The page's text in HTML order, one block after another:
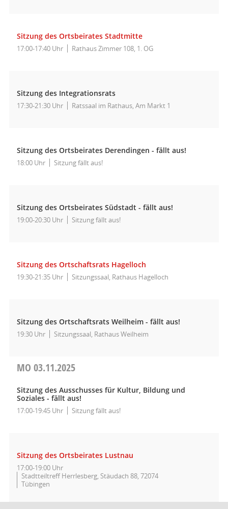
Sitzung des Ortsbeirates Stadtmitte
17:00-17:40 Uhr Rathaus Zimmer 108, 1. OG
Sitzung des Integrationsrats
17:30-21:30 Uhr Ratssaal im Rathaus, Am Markt 1
Sitzung des Ortsbeirates Derendingen - fällt aus!
18:00 Uhr Sitzung fällt aus!
Sitzung des Ortsbeirates Südstadt - fällt aus!
19:00-20:30 Uhr Sitzung fällt aus!
Sitzung des Ortschaftsrats Hagelloch
19:30-21:35 Uhr Sitzungssaal, Rathaus Hagelloch
Sitzung des Ortschaftsrats Weilheim - fällt aus!
19:30 Uhr Sitzungssaal, Rathaus Weilheim
MO 03.11.2025
Sitzung des Ausschusses für Kultur, Bildung und
Soziales - fällt aus!
17:00-19:45 Uhr Sitzung fällt aus!
Sitzung des Ortsbeirates Lustnau
17:00-19:00 Uhr
Stadtteiltreff Herrlesberg, Stäudach 88, 72074
Tübingen